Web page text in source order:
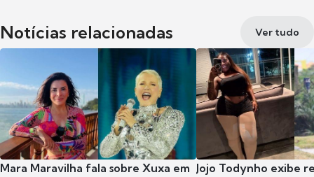
Notícias relacionadas Ver tudo
Mara Maravilha fala sobre Xuxa em Jojo Todynho exibe